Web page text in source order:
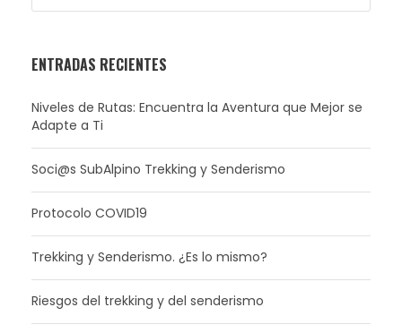
ENTRADAS RECIENTES
Niveles de Rutas: Encuentra la Aventura que Mejor se
Adapte a Ti
Soci@s SubAlpino Trekking y Senderismo
Protocolo COVID19
Trekking y Senderismo. ¿Es lo mismo?
Riesgos del trekking y del senderismo